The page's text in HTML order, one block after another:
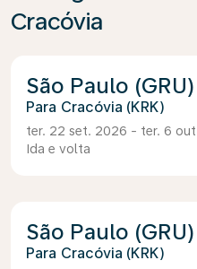
Cracóvia
São Paulo (GRU)
Cracóvia (KRK)
ter. 22 set. 2026 - ter. 6
Ida e volta
São Paulo (GRU)
Cracóvia (KRK)